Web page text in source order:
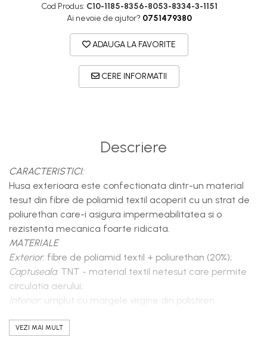
Cod Produs: C10-1185-8356-8053-8334-3-1151
Ai nevoie de ajutor? 0751479380
ADAUGA LA FAVORITE
CERE INFORMATII
Descriere
CARACTERISTICI:
Husa exterioara este confectionata dintr-un material
tesut din fibre de poliamid textil acoperit cu un strat de
poliurethan care-i asigura impermeabilitatea si o
rezistenta mecanica foarte ridicata.
MATERIALE
Exterior: fibre de poliamid textil + poliurethan (20%);
Captuseala: TNT - material textil netesut care permite
circulatia aerului;
Interior: umplut cu margele virgine din polistiren
DIMENSIUNI:
VEZI MAI MULT